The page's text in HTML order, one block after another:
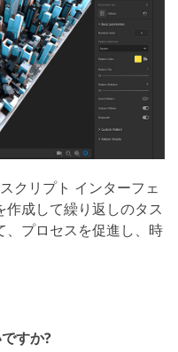
クリプト インターフェ
成して繰り返しのタス
、プロセスを促進し、時
すか?